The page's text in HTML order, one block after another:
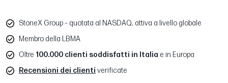
StoneX Group – quotata al NASDAQ, attiva a livello globale
Membro della LBMA
Oltre 100.000 clienti soddisfatti in Italia e in Europa
Recensioni dei clienti verificate